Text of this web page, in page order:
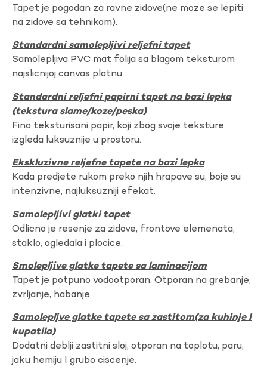
Tapet je pogodan za ravne zidove(ne moze se lepiti
na zidove sa tehnikom).
Standardni samolepljivi reljefni tapet
Samolepljiva PVC mat folija sa blagom teksturom
najslicnijoj canvas platnu.
Standardni reljefni papirni tapet na bazi lepka
(tekstura slame/koze/peska)
Fino teksturisani papir, koji zbog svoje teksture
izgleda luksuznije u prostoru.
Ekskluzivne reljefne tapete na bazi lepka
Kada predjete rukom preko njih hrapave su, boje su
intenzivne, najluksuzniji efekat.
Samolepljivi glatki tapet
Odlicno je resenje za zidove, frontove elemenata,
staklo, ogledala i plocice.
Smolepljive glatke tapete sa laminacijom
Tapet je potpuno vodootporan. Otporan na grebanje,
zvrljanje, habanje.
Samolepljve glatke tapete sa zastitom(za kuhinje I
kupatila)
Dodatni deblji zastitni sloj, otporan na toplotu, paru,
jaku hemiju I grubo ciscenje.